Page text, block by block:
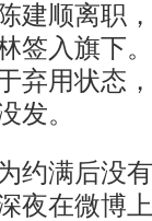
建顺离职
签入旗下
弃用状态
发。
满后没有
夜在微博